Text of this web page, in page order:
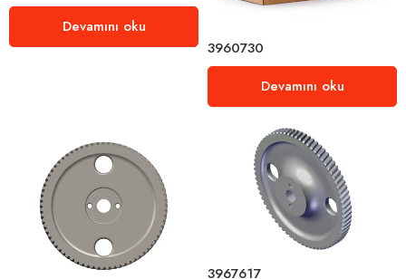
Devamını oku
3960730
Devamını oku
3967617